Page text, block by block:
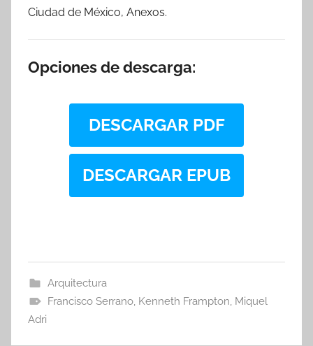
Ciudad de México, Anexos.
Opciones de descarga:
DESCARGAR PDF
DESCARGAR EPUB
Arquitectura
Francisco Serrano, Kenneth Frampton Miquel
Adri